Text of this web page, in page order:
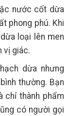
nước cốt dừa
phong phú. Khi
loại lên men
vị giác.
dừa nhưng
thường. Bạn
chỉ thành phẩm
có người gọi